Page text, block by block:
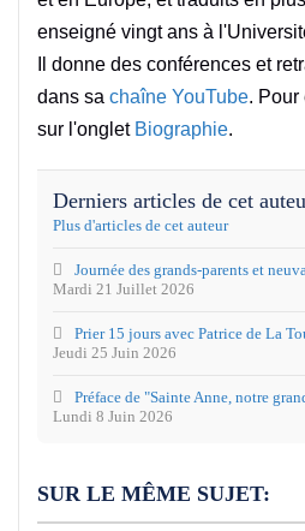
enseigné vingt ans à
Il donne des conférences et
dans sa chaîne YouTube. Pour
sur l'onglet Biographie.
Derniers articles de cet
Plus d'articles de cet auteur
Mardi 21 Juillet 2026
Journée des grands-parents et
Jeudi 25 Juin 2026
Prier 15 jours avec Patrice de La
Lundi 8 Juin 2026
Préface de "Sainte Anne, notre
SUR LE MÊME SUJET: